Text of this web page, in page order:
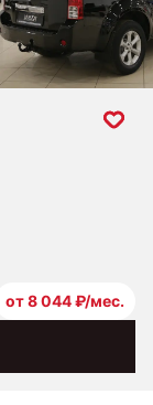
от 8 044 ₽/мес.